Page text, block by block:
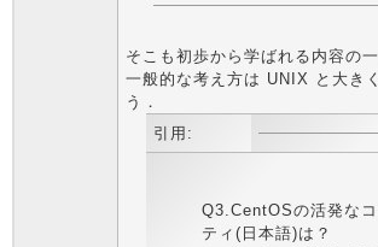
そこも初歩から学ばれる内容の
一般的な考え方は UNIX と大き
う．
引用:
Q3.CentOSの活発な
ティ(日本語)は？